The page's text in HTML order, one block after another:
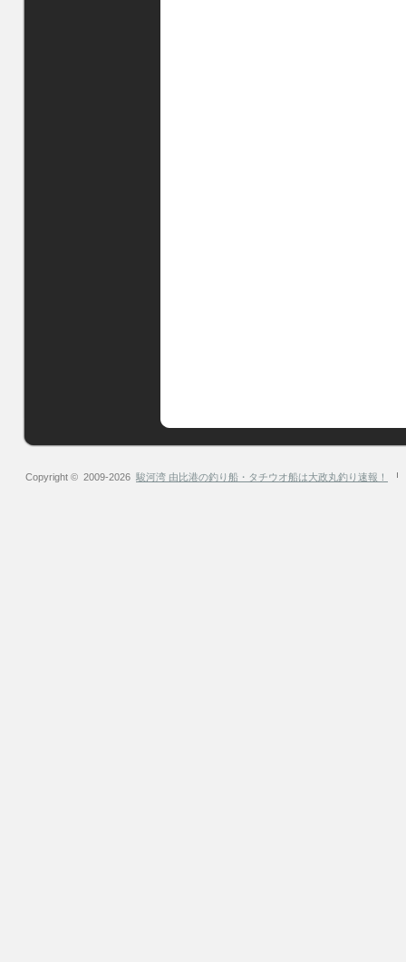
Copyright © 2009-2026 駿河湾 由比港の釣り船・タチウオ船は大政丸釣り速報！